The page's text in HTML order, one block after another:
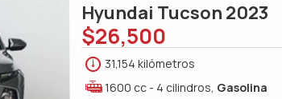
Hyundai Tucson 2023
$26,500
31,154 kilómetros
1600 cc - 4 cilindros, Gasolina